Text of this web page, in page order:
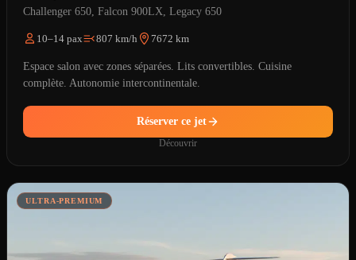
Challenger 650, Falcon 900LX, Legacy 650
10–14 pax 807 km/h 7672 km
Espace salon avec zones séparées. Lits convertibles. Cuisine
complète. Autonomie intercontinentale.
Réserver ce jet
Découvrir
ULTRA-PREMIUM